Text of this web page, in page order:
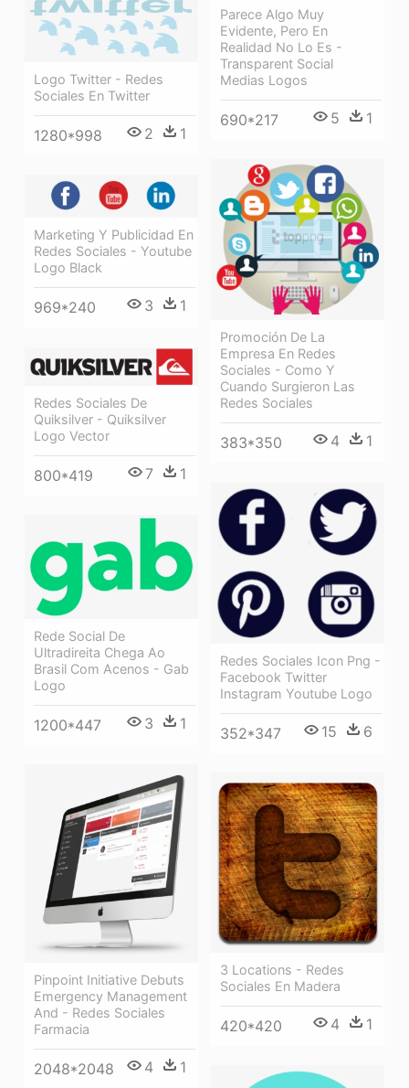
Logo Twitter - Redes
Sociales En Twitter
1280*998 2 1
Parece Algo Muy
Evidente, Pero En
Realidad No Lo Es -
Transparent Social
Medias Logos
690*217 5 1
Promoción De La
Empresa En Redes
Sociales - Como Y
Cuando Surgieron Las
Redes Sociales
383*350 4 1
Marketing Y Publicidad En
Redes Sociales - Youtube
Logo Black
969*240 3 1
Redes Sociales De
Quiksilver - Quiksilver
Logo Vector
800*419 7 1
Redes Sociales Icon Png -
Facebook Twitter
Instagram Youtube Logo
352*347 15 6
Rede Social De
Ultradireita Chega Ao
Brasil Com Acenos - Gab
Logo
1200*447 3 1
Pinpoint Initiative Debuts
Emergency Management
And - Redes Sociales
Farmacia
2048*2048 4 1
3 Locations - Redes
Sociales En Madera
420*420 4 1